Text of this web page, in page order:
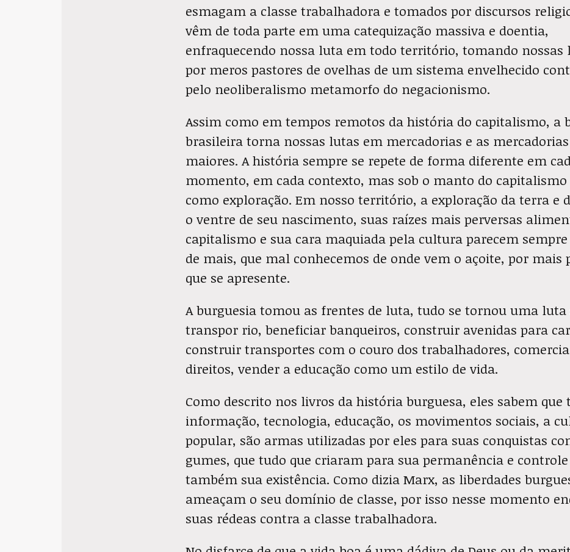
esmagam a classe trabalhadora e tomados por discursos
vêm de toda parte em uma catequização massiva e doentia,
enfraquecendo nossa luta em todo território, tomando nossas
por meros pastores de ovelhas de um sistema envelhecido
pelo neoliberalismo metamorfo do negacionismo.
Assim como em tempos remotos da história do capitalismo, a
brasileira torna nossas lutas em mercadorias e as
maiores. A história sempre se repete de forma diferente em
momento, em cada contexto, mas sob o manto do capitalismo
como exploração. Em nosso território, a exploração da terra e
o ventre de seu nascimento, suas raízes mais perversas
capitalismo e sua cara maquiada pela cultura parecem
de mais, que mal conhecemos de onde vem o açoite, por mais
que se apresente.
A burguesia tomou as frentes de luta, tudo se tornou uma luta
transpor rio, beneficiar banqueiros, construir avenidas para
construir transportes com o couro dos trabalhadores,
direitos, vender a educação como um estilo de vida.
Como descrito nos livros da história burguesa, eles sabem que
informação, tecnologia, educação, os movimentos sociais, a
popular, são armas utilizadas por eles para suas conquistas
gumes, que tudo que criaram para sua permanência e
também sua existência. Como dizia Marx, as liberdades
ameaçam o seu domínio de classe, por isso nesse momento
suas rédeas contra a classe trabalhadora.